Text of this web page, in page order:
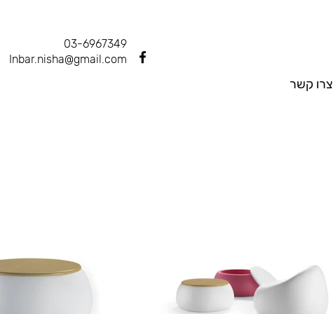
03-6967349
Inbar.nisha@gmail.com
צרו קשר